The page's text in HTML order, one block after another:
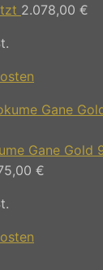
2.078,00 €
Gane Gold
€